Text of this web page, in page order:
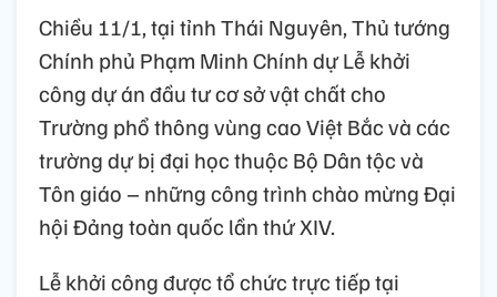
Chiều 11/1, tại tỉnh Thái Nguyên, Thủ tướng
Chính phủ Phạm Minh Chính dự Lễ khởi
công dự án đầu tư cơ sở vật chất cho
Trường phổ thông vùng cao Việt Bắc và các
trường dự bị đại học thuộc Bộ Dân tộc và
Tôn giáo – những công trình chào mừng Đại
hội Đảng toàn quốc lần thứ XIV.
Lễ khởi công được tổ chức trực tiếp tại